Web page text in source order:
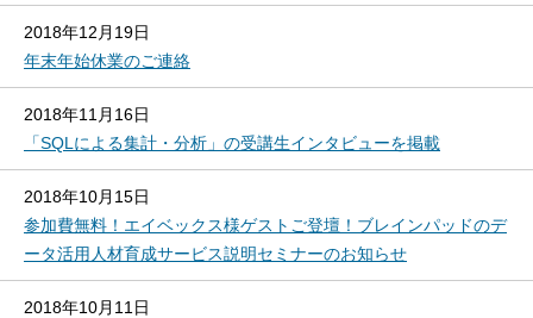
2018年12月19日
年末年始休業のご連絡
2018年11月16日
「SQLによる集計・分析」の受講生インタビューを掲載
2018年10月15日
参加費無料！エイベックス様ゲストご登壇！ブレインパッドのデ
ータ活用人材育成サービス説明セミナーのお知らせ
2018年10月11日